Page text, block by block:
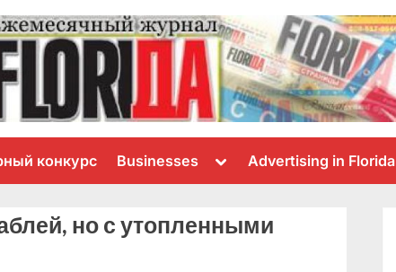
конкурс Businesses
Toggle
menu
Advertising in Florida
но с утопленными